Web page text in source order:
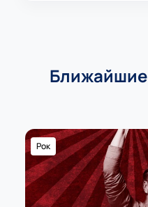
Рок